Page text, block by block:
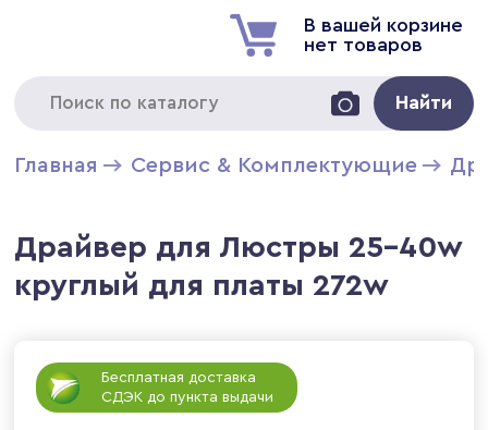
В вашей корзине
нет товаров
Найти
Главная Сервис & Комплектующие
Драйвер для Люстры 25-40w
круглый для платы 272w
Бесплатная доставка
СДЭК до пункта выдачи